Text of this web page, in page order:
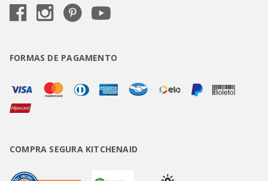
FORMAS DE PAGAMENTO
COMPRA SEGURA KITCHENAID